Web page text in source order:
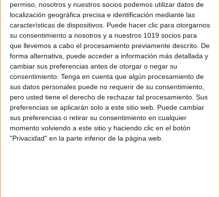
permiso, nosotros y nuestros socios podemos utilizar datos de
localización geográfica precisa e identificación mediante las
características de dispositivos. Puede hacer clic para otorgarnos
su consentimiento a nosotros y a nuestros 1019 socios para
que llevemos a cabo el procesamiento previamente descrito. De
forma alternativa, puede acceder a información más detallada y
cambiar sus preferencias antes de otorgar o negar su
consentimiento. Tenga en cuenta que algún procesamiento de
sus datos personales puede no requerir de su consentimiento,
pero usted tiene el derecho de rechazar tal procesamiento. Sus
preferencias se aplicarán solo a este sitio web. Puede cambiar
sus preferencias o retirar su consentimiento en cualquier
momento volviendo a este sitio y haciendo clic en el botón
"Privacidad" en la parte inferior de la página web.